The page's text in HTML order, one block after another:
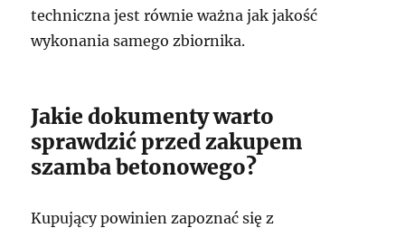
techniczna jest równie ważna jak jakość
wykonania samego zbiornika.
Jakie dokumenty warto
sprawdzić przed zakupem
szamba betonowego?
Kupujący powinien zapoznać się z